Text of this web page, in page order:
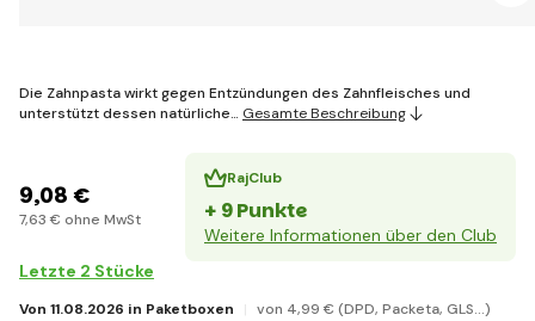
Die Zahnpasta wirkt gegen Entzündungen des Zahnfleisches und
unterstützt dessen natürliche… Gesamte Beschreibung
9,08 €
7,63 € ohne MwSt
RajClub
+ 9 Punkte
Weitere Informationen über den Club
Letzte 2 Stücke
Von 11.08.2026 in Paketboxen von 4,99 € (DPD, Packeta, GLS...)